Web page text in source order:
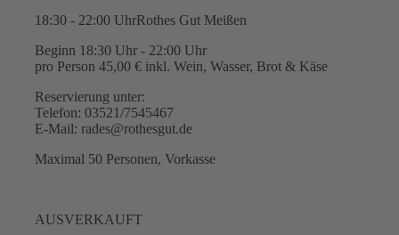
18:30 - 22:00 UhrRothes Gut Meißen
Beginn 18:30 Uhr - 22:00 Uhr
pro Person 45,00 € inkl. Wein, Wasser, Brot & Käse
Reservierung unter:
Telefon: 03521/7545467
E-Mail: rades@rothesgut.de
Maximal 50 Personen, Vorkasse
AUSVERKAUFT